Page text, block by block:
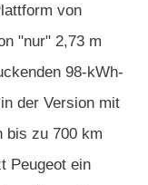
von
"nur" 2,73 m
98-kWh-
der Version mit
bis zu 700 km
Peugeot ein